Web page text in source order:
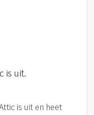
is uit.
is uit en heet